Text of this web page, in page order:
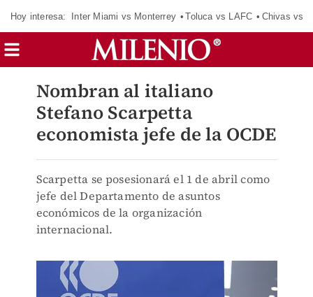
Hoy interesa: Inter Miami vs Monterrey Toluca vs LAFC Chivas vs
Nombran al italiano
Stefano Scarpetta
economista jefe de la OCDE
Scarpetta se posesionará el 1 de abril como
jefe del Departamento de asuntos
económicos de la organización
internacional.